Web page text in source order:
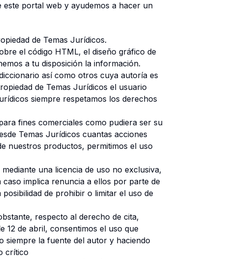
portal web y ayudemos a hacer un
de Temas Jurídicos.
el código HTML, el diseño gráfico de
a tu disposición la información.
así como otros cuya autoría es
de Temas Jurídicos el usuario
siempre respetamos los derechos
fines comerciales como pudiera ser su
Temas Jurídicos cuantas acciones
nuestros productos, permitimos el uso
una licencia de uso no exclusiva,
implica renuncia a ellos por parte de
de prohibir o limitar el uso de
respecto al derecho de cita,
12 de abril, consentimos el uso que
siempre la fuente del autor y haciendo
crítico